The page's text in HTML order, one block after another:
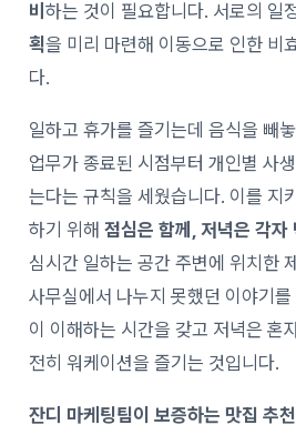
비하는 것이 필요합니다. 서로의 일
획을 미리 마련해 이동으로 인한 비
다.
일하고 휴가를 즐기는데 음식을 빼
업무가 종료된 시점부터 개인별 사
는다는 규칙을 세웠습니다. 이를 지
하기 위해점심은 함께, 저녁은 각자
심시간 일하는 공간 주변에 위치한
사무실에서 나누지 못했던 이야기
이 이해하는 시간을 갖고 저녁은 혼
전히 워케이션을 즐기는 것입니다.
잔디 마케팅팀이 보증하는 맛집 추